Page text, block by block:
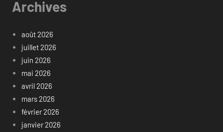
Archives
août 2026
juillet 2026
juin 2026
mai 2026
avril 2026
mars 2026
février 2026
janvier 2026